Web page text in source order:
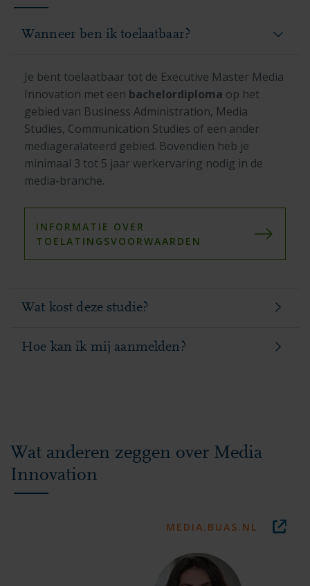
Wanneer ben ik toelaatbaar?
Je bent toelaatbaar tot de Executive Master Media
Innovation met een bachelordiploma op het
gebied van Business Administration, Media
Studies, Communication Studies of een ander
mediageralateerd gebied. Bovendien heb je
minimaal 3 tot 5 jaar werkervaring nodig in de
media-branche.
INFORMATIE OVER
TOELATINGSVOORWAARDEN
Wat kost deze studie?
Hoe kan ik mij aanmelden?
Wat anderen zeggen over Media
Innovation
MEDIA.BUAS.NL